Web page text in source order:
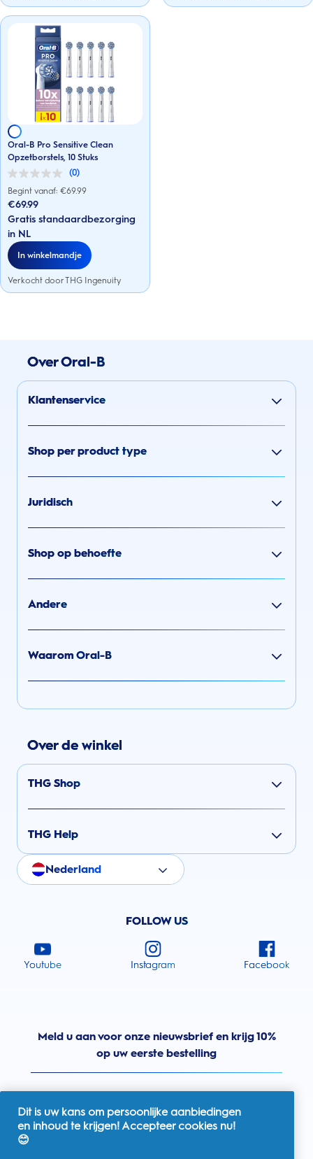
Oral-B Pro Sensitive Clean
Opzetborstels, 10 Stuks
(0)
0.0
van
de
5
sterren.
Begint vanaf: €69.99
€69.99
Gratis standaardbezorging
in NL
In winkelmandje
Verkocht door THG Ingenuity
Over Oral-B
Klantenservice
Shop per product type
Juridisch
Shop op behoefte
Andere
Waarom Oral-B
Over de winkel
THG Shop
THG Help
Nederland
FOLLOW US
Youtube Instagram Facebook
Meld u aan voor onze nieuwsbrief en krijg 10%
op uw eerste bestelling
Dit is uw kans om persoonlijke aanbiedingen
en inhoud te krijgen! Accepteer cookies nu!
😊